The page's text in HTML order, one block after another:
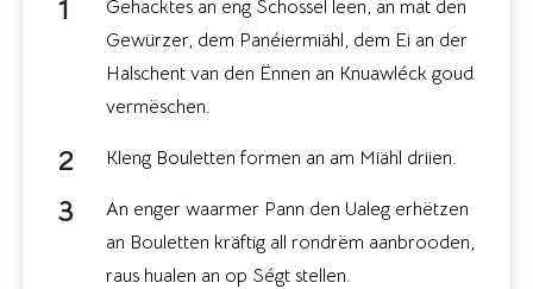
Gehacktes an eng Schossel leen, an mat den
Gewürzer, dem Panéiermiähl, dem Ei an der
Halschent van den Ënnen an Knuawléck goud
vermëschen.
Kleng Bouletten formen an am Miähl driien.
An enger waarmer Pann den Ualeg erhëtzen
an Bouletten kräftig all rondrëm aanbrooden,
raus hualen an op Ségt stellen.